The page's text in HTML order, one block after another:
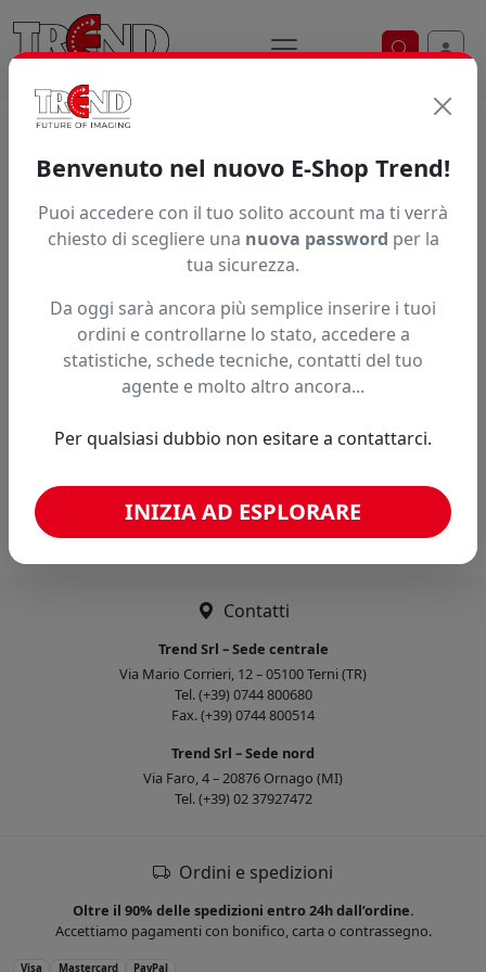
Ricerca
Articolo non trovato.
Hai trovato questo prodotto ad un prezzo più basso?
Fai una segnalazione
Confronta con articoli simili
Caricamento confronto...
Contatti
Trend Srl – Sede centrale
Via Mario Corrieri, 12 – 05100 Terni (TR)
Tel. (+39) 0744 800680
Fax. (+39) 0744 800514
Trend Srl – Sede nord
Via Faro, 4 – 20876 Ornago (MI)
Tel. (+39) 02 37927472
Ordini e spedizioni
Oltre il 90% delle spedizioni entro 24h dall’ordine.
Accettiamo pagamenti con bonifico, carta o contrassegno.
Visa Mastercard PayPal
Benvenuto nel nuovo E-Shop Trend!
Puoi accedere con il tuo solito account ma ti verrà
chiesto di scegliere una nuova password per la
tua sicurezza.
Da oggi sarà ancora più semplice inserire i tuoi
ordini e controllarne lo stato, accedere a
statistiche, schede tecniche, contatti del tuo
agente e molto altro ancora...
Per qualsiasi dubbio non esitare a contattarci.
INIZIA AD ESPLORARE